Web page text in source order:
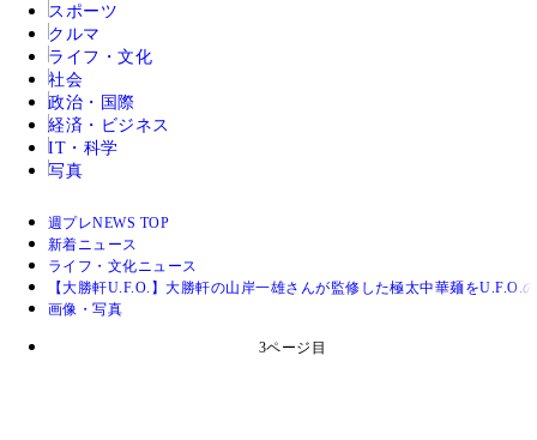
スポーツ
クルマ
ライフ・文化
社会
政治・国際
経済・ビジネス
IT・科学
写真
週プレNEWS TOP
新着ニュース
ライフ・文化ニュース
【大勝軒U.F.O.】大勝軒の山岸一雄さんが監修した極太中華麺を
画像・写真
3ページ目